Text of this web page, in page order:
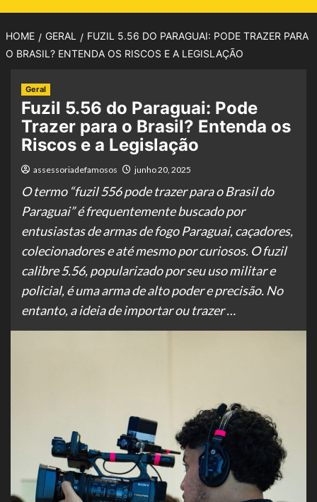
HOME GERAL
FUZIL 5.56 DO PARAGUAI: PODE TRAZER PARA
O BRASIL? ENTENDA OS RISCOS E A LEGISLAÇÃO
Geral
Fuzil 5.56 do Paraguai: Pode
Trazer para o Brasil? Entenda os
Riscos e a Legislação
assessoriadefamosos junho 20, 2025
O termo “fuzil 556 pode trazer para o Brasil do
Paraguai” é frequentemente buscado por
entusiastas de armas de fogo Paraguai, caçadores,
colecionadores e até mesmo por curiosos. O fuzil
calibre 5.56, popularizado por seu uso militar e
policial, é uma arma de alto poder e precisão. No
entanto, a ideia de importar ou trazer …